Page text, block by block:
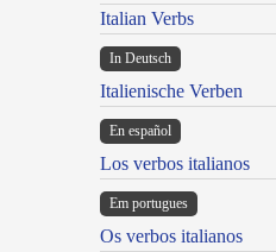
Italian Verbs
In Deutsch
Italienische Verben
En español
Los verbos italianos
Em portugues
Os verbos italianos